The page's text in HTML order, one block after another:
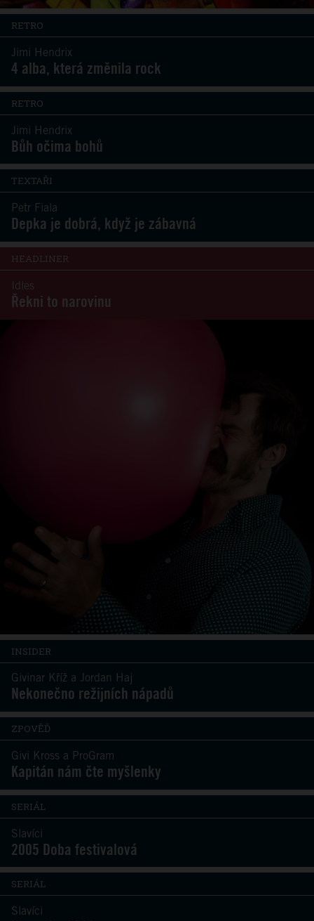
RETRO
Jimi Hendrix
4 alba, která změnila rock
RETRO
Jimi Hendrix
Bůh očima bohů
TEXTAŘI
Petr Fiala
Depka je dobrá, když je zábavná
HEADLINER
Idles
Řekni to narovinu
INSIDER
Givinar Kříž a Jordan Haj
Nekonečno režijních nápadů
ZPOVĚĎ
Givi Kross a ProGram
Kapitán nám čte myšlenky
SERIÁL
Slavíci
2005 Doba festivalová
SERIÁL
Slavíci